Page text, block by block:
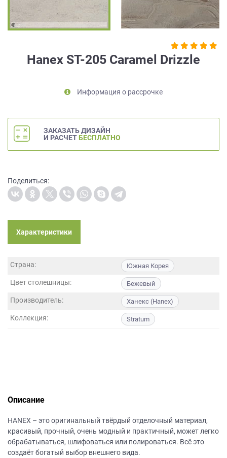
Hanex ST-205 Caramel Drizzle
Информация о рассрочке
ЗАКАЗАТЬ ДИЗАЙН
И РАСЧЕТ БЕСПЛАТНО
Поделиться:
Характеристики
Страна: Южная Корея
Цвет столешницы: Бежевый
Производитель: Ханекс (Hanex)
Коллекция: Stratum
Описание
НANEХ – это оригинальный твёрдый отделочный материал,
красивый, прочный, очень модный и практичный, может легко
обрабатываться, шлифоваться или полироваться. Всё это
создаёт богатый выбор внешнего вида.
обработку
персональных
метрическими
программами
условиях
Политики
персональных
данных.